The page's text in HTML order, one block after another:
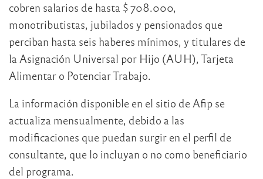
cobren salarios de hasta $ 708.000,
monotributistas, jubilados y pensionados que
perciban hasta seis haberes mínimos, y titulares de
la Asignación Universal por Hijo (AUH), Tarjeta
Alimentar o Potenciar Trabajo.
La información disponible en el sitio de Afip se
actualiza mensualmente, debido a las
modificaciones que puedan surgir en el perfil de
consultante, que lo incluyan o no como beneficiario
del programa.